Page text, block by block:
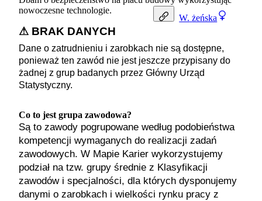
W. żeńska
nowoczesne technologie.
⚠ BRAK DANYCH
Dane o zatrudnieniu i zarobkach nie są dostępne,
ponieważ ten zawód nie jest jeszcze przypisany do
żadnej z grup badanych przez Główny Urząd
Statystyczny.
Co to jest grupa zawodowa?
Są to zawody pogrupowane według podobieństwa
kompetencji wymaganych do realizacji zadań
zawodowych. W Mapie Karier wykorzystujemy
podział na tzw. grupy średnie z Klasyfikacji
zawodów i specjalności, dla których dysponujemy
danymi o zarobkach i wielkości rynku pracy z